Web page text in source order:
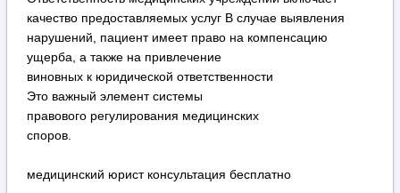
качество предоставляемых услуг В случае выявления
нарушений, пациент имеет право на компенсацию
ущерба, а также на привлечение
виновных к юридической ответственности
Это важный элемент системы
правового регулирования медицинских
споров.
медицинский юрист консультация бесплатно